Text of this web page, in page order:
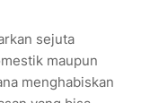
sejuta
maupun
menghabiskan